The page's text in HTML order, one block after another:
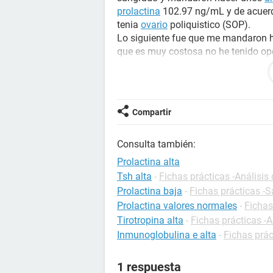
prolactina 102.97 ng/mL y de
tenia ovario poliquistico (SOP).
Lo siguiente fue que me mandaron
que es muy costosa no he tenido
vientre y he empezado a reglar
Debido a que nunca lleve un
La verdad es que he estado
dinero y ya no he vuelto al medico,
estar un poco tranquila por el
Compartir
Consulta también:
Prolactina alta
Tsh alta - Fichas prácticas -Análisis
Prolactina baja - Fichas prácticas -
Prolactina valores normales -
Tirotropina alta - Fichas prácticas -
Inmunoglobulina e alta - Fichas
1 respuesta